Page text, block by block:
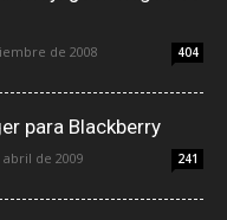
de 2008 404
para Blackberry
de 2009 241